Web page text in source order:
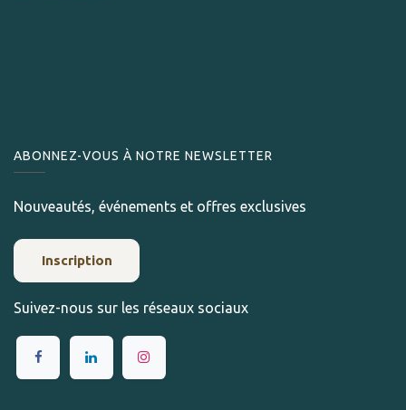
ABONNEZ-VOUS À NOTRE NEWSLETTER
Nouveautés, événements et offres exclusives
Inscription
Suivez-nous sur les réseaux sociaux